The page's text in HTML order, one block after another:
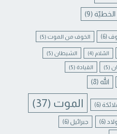
الخطيّة (9)
(6) الخوف من الموت (5)
السّلام (4) الشيطان (5)
(5) القيادة (5)
الله (8)
(6) الموت (37)
(6) جبرائيل (6)